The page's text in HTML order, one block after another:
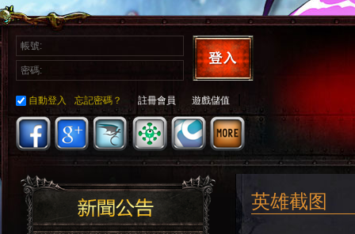
自動登入 忘記密碼？ 註冊會員 遊戲儲值
英雄截图